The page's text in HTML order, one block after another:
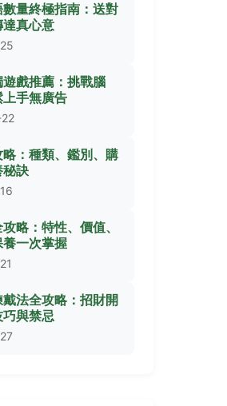
量終極指南：送對
真心意
戲推薦：挑戰腦
手無廣告
：種類、鑑別、購
秘訣
略：特性、價值、
一次掌握
法全攻略：招財開
與禁忌